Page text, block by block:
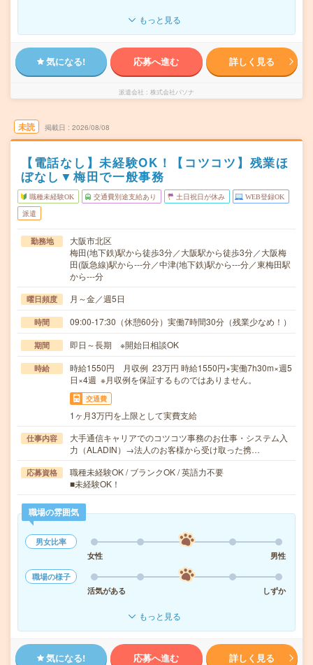
もっと見る
気になる! 応募へ進む 詳しく見る
派遣会社 株式会社パソナ
未読 掲載日 2026/08/08
【電話なし】未経験OK！【コツコツ】残業ほ
ぼなし▼梅田で一般事務
職種未経験OK 交通費別途支給あり 土日祝日が休み WEB登録OK
派遣
勤務地
大阪市北区
梅田(地下鉄)駅から徒歩3分／大阪駅から徒歩3分／大阪梅
田(阪急線)駅から---分／中津(地下鉄)駅から---分／東梅田駅
から---分
曜日頻度 月～金／週5日
時間 09:00-17:30（休憩60分）実働7時間30分（残業少なめ！）
期間 即日～長期 ※開始日相談OK
時給
時給1550円 月収例 23万円 時給1550円×実働7h30m×週5
日×4週 ※月収例を保証するものではありません。
交通費
1ヶ月3万円を上限として実費支給
仕事内容
大手通信キャリアでのコツコツ事務のお仕事・システム入
力（ALADIN）→法人のお客様から受け取った携…
応募資格
職種未経験OK / ブランクOK / 英語力不要
■未経験OK！
職場の雰囲気
男女比率
女性
男性
職場の様子
活気がある
しずか
もっと見る
気になる! 応募へ進む 詳しく見る